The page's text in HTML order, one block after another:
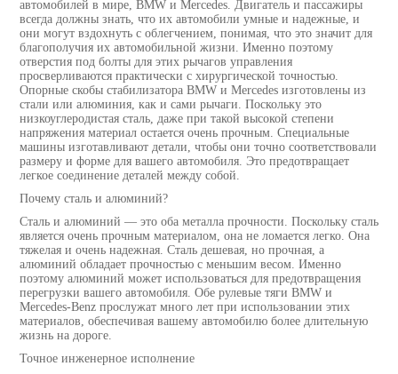
автомобилей в мире, BMW и Mercedes. Двигатель и пассажиры
всегда должны знать, что их автомобили умные и надежные, и
они могут вздохнуть с облегчением, понимая, что это значит для
благополучия их автомобильной жизни. Именно поэтому
отверстия под болты для этих рычагов управления
просверливаются практически с хирургической точностью.
Опорные скобы стабилизатора BMW и Mercedes изготовлены из
стали или алюминия, как и сами рычаги. Поскольку это
низкоуглеродистая сталь, даже при такой высокой степени
напряжения материал остается очень прочным. Специальные
машины изготавливают детали, чтобы они точно соответствовали
размеру и форме для вашего автомобиля. Это предотвращает
легкое соединение деталей между собой.
Почему сталь и алюминий?
Сталь и алюминий — это оба металла прочности. Поскольку сталь
является очень прочным материалом, она не ломается легко. Она
тяжелая и очень надежная. Сталь дешевая, но прочная, а
алюминий обладает прочностью с меньшим весом. Именно
поэтому алюминий может использоваться для предотвращения
перегрузки вашего автомобиля. Обе рулевые тяги BMW и
Mercedes-Benz прослужат много лет при использовании этих
материалов, обеспечивая вашему автомобилю более длительную
жизнь на дороге.
Точное инженерное исполнение